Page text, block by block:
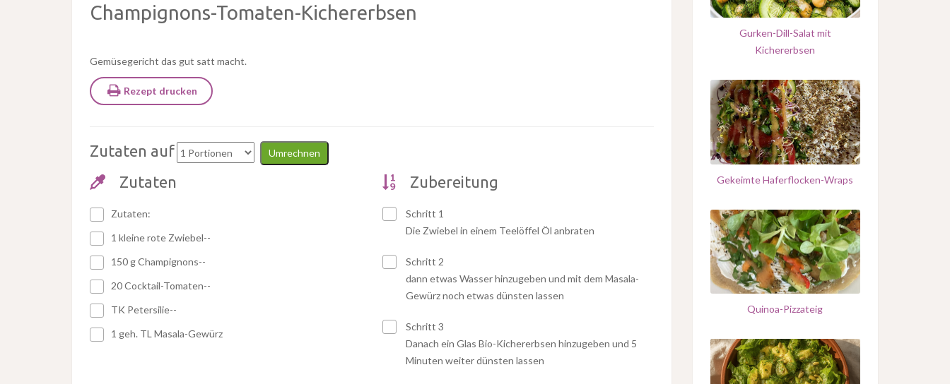
Champignons-Tomaten-Kichererbsen
Gemüsegericht das gut satt macht.
Rezept drucken
Zutaten auf Umrechnen
Zutaten
Zutaten:
1 kleine rote Zwiebel--
150 g Champignons--
20 Cocktail-Tomaten--
TK Petersilie--
1 geh. TL Masala-Gewürz
Zubereitung
Schritt 1
Die Zwiebel in einem Teelöffel Öl anbraten
Schritt 2
dann etwas Wasser hinzugeben und mit dem Masala-
Gewürz noch etwas dünsten lassen
Schritt 3
Danach ein Glas Bio-Kichererbsen hinzugeben und 5
Minuten weiter dünsten lassen
Gurken-Dill-Salat mit
Kichererbsen
Gekeimte Haferflocken-Wraps
Quinoa-Pizzateig